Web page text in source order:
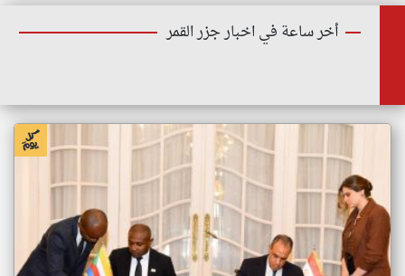
أخر ساعة في اخبار جزر القمر